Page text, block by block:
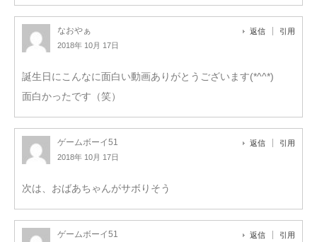
なおやぁ
2018年 10月 17日
返信 引用
誕生日にこんなに面白い動画ありがとうございます(*^^*)
面白かったです（笑）
ゲームボーイ51
2018年 10月 17日
返信 引用
次は、おばあちゃんがサボりそう
ゲームボーイ51 返信 引用